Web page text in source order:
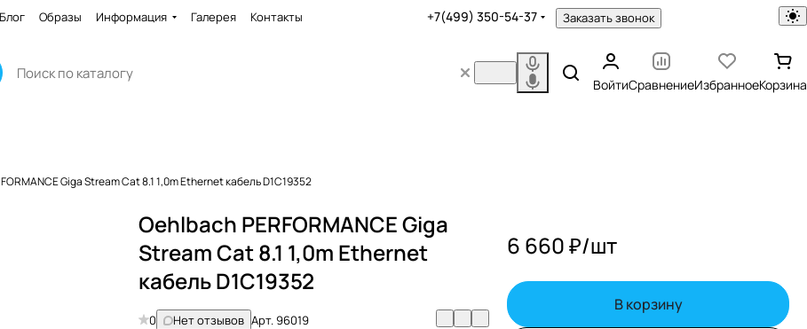
Блог Образы Информация Галерея Контакты +7(499) 350-54-37 Заказать звонок
ВойтиСравнениеИзбранноеКорзина
Giga Stream Cat 8.1 1,0m Ethernet кабель D1C19352
Oehlbach PERFORMANCE Giga
Stream Cat 8.1 1,0m Ethernet
кабель D1C19352
0 Нет отзывов Арт.96019
6 660 ₽/шт
В корзину